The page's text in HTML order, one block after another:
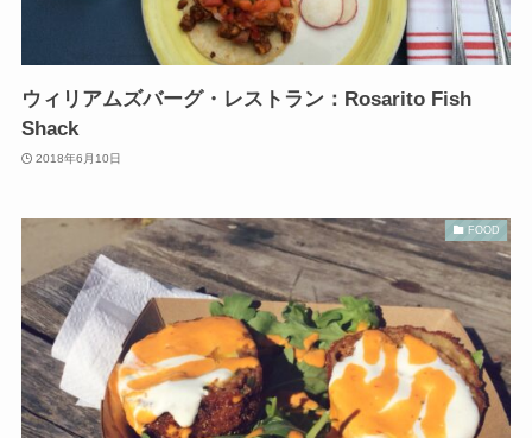
ウィリアムズバーグ・レストラン：Rosarito Fish
Shack
2018年6月10日
FOOD